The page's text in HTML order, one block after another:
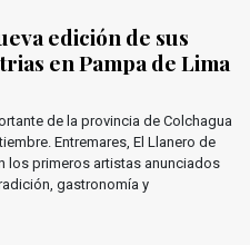
edición de sus
en Pampa de Lima
de la provincia de Colchagua
Entremares, El Llanero de
los primeros artistas anunciados
gastronomía y